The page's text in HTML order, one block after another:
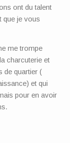
ont du talent
que je vous
me trompe
charcuterie et
de quartier (
et qui
pour en avoir